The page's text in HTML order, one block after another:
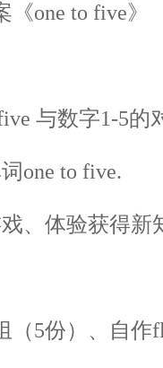
one to five》
与数字1-5的
one to five.
体验获得新
5份）、自作